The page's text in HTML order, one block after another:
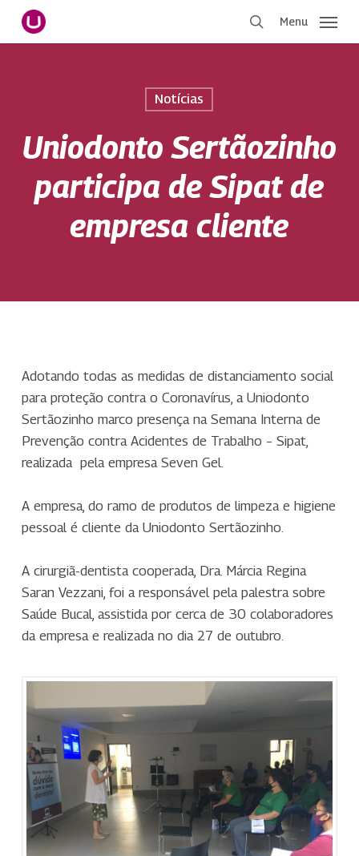
Pular
para
Menu
Notícias
Uniodonto Sertãozinho
participa de Sipat de
empresa cliente
Adotando todas as medidas de distanciamento social
para proteção contra o Coronavírus, a Uniodonto
Sertãozinho marco presença na Semana Interna de
Prevenção contra Acidentes de Trabalho – Sipat,
realizada pela empresa Seven Gel.
A empresa, do ramo de produtos de limpeza e higiene
pessoal é cliente da Uniodonto Sertãozinho.
A cirurgiã-dentista cooperada, Dra. Márcia Regina
Saran Vezzani, foi a responsável pela palestra sobre
Saúde Bucal, assistida por cerca de 30 colaboradores
da empresa e realizada no dia 27 de outubro.